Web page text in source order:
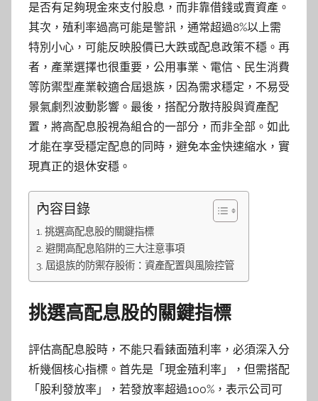
是否有足夠現金來支付股息，而非靠借錢或賣資產。
其次，殖利率過高可能是警訊，通常超過8%以上需
特別小心，可能反映股價已大跌或配息政策不穩。再
者，產業選擇也很重要，公用事業、電信、民生消費
等防禦型產業較適合屆退族，因為需求穩定，不易受
景氣劇烈波動影響。最後，搭配分散持股與資產配
置，將高配息股視為組合的一部分，而非全部。如此
才能在享受穩定配息的同時，避免本金快速縮水，實
現真正的退休安穩。
內容目錄
挑選高配息股的關鍵指標
避開高配息陷阱的三大注意事項
屆退族的防禦存股術：資產配置與風險控管
挑選高配息股的關鍵指標
評估高配息股時，不能只看錶面殖利率，必須深入分
析幾個核心指標。首先是「現金殖利率」，但需搭配
「股利發放率」，若發放率超過100%，表示公司可